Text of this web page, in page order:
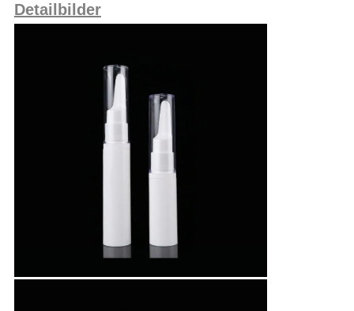
Detailbilder